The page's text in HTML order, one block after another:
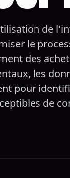
de
le
des
les
pour
de